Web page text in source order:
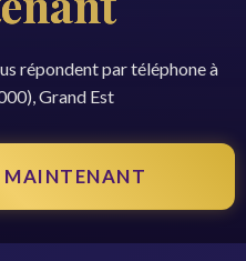
répondent par téléphone à
Grand Est
MAINTENANT